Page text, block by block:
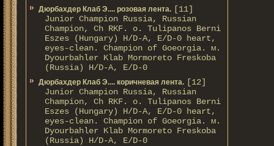
Дюрбахдер Клаб Э.... розовая лента. [11]
Junior Champion Russia, Russian
Champion, Ch RKF. о. Tulipanos Berni
Eszes (Hungary) H/D-A, E/D-0 heart,
eyes-clean. Champion of Gоeorgia. м.
Dyourbahler Klab Mormoreto Freskoba
(Russia) H/D-А, E/D-0
Дюрбахдер Клаб Э.... коричневая лента. [12]
Junior Champion Russia, Russian
Champion, Ch RKF. о. Tulipanos Berni
Eszes (Hungary) H/D-A, E/D-0 heart,
eyes-clean. Champion of Gоeorgia. м.
Dyourbahler Klab Mormoreto Freskoba
(Russia) H/D-А, E/D-0